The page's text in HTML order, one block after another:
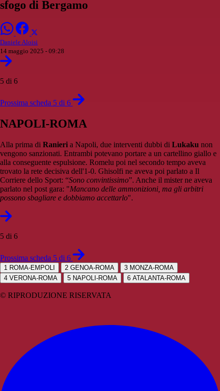
sfogo di Bergamo
Daniele Aloisi
14 maggio 2025 - 09:28
5 di 6
Prossima scheda 5 di 6
NAPOLI-ROMA
Alla prima di Ranieri a Napoli, due interventi dubbi di Lukaku non
vengono sanzionati. Entrambi potevano portare a un cartellino giallo e
alla conseguente espulsione. Romelu poi nel secondo tempo aveva
trovato la rete decisiva dell'1-0. Ghisolfi ne aveva poi parlato a Il
Corriere dello Sport: “Sono convintissimo”. Anche il mister ne aveva
parlato nel post gara: "Mancano delle ammonizioni, ma gli arbitri
possono sbagliare e dobbiamo accettarlo".
5 di 6
Prossima scheda 5 di 6
1 ROMA-EMPOLI 2 GENOA-ROMA 3 MONZA-ROMA
4 VERONA-ROMA 5 NAPOLI-ROMA 6 ATALANTA-ROMA
© RIPRODUZIONE RISERVATA